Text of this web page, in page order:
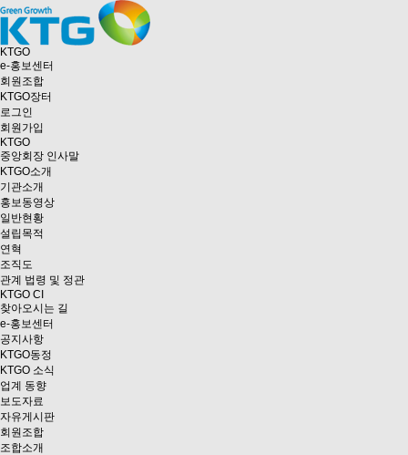
KTGO
e-홍보센터
회원조합
KTGO장터
로그인
회원가입
KTGO
중앙회장 인사말
KTGO소개
기관소개
홍보동영상
일반현황
설립목적
연혁
조직도
관계 법령 및 정관
KTGO CI
찾아오시는 길
e-홍보센터
공지사항
KTGO동정
KTGO 소식
업계 동향
보도자료
자유게시판
회원조합
조합소개